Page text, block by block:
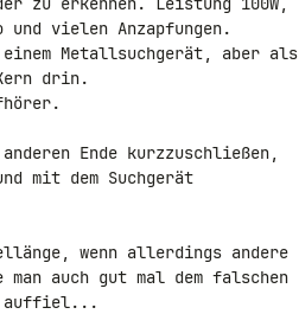
vielen Anzapfungen.
Metallsuchgerät, aber als
drin.
Ende kurzzuschließen,
mit dem Suchgerät
wenn allerdings andere
auch gut mal dem falschen
auffiel...